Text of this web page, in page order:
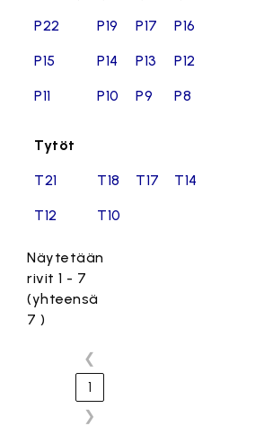
P22 P19 P17 P16
P15 P14 P13 P12
P11 P10 P9 P8
Tytöt
T21 T18 T17 T14
T12 T10
Näytetään
rivit 1 - 7
(yhteensä
7 )
❮
1
❯